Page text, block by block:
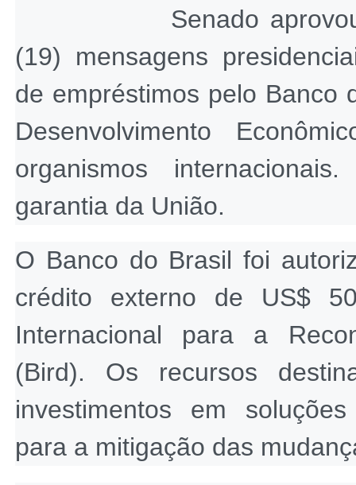
Senado
(19) mensagens
de empréstimos pelo Banco
Desenvolvimento
organismos
garantia da União.
O Banco do Brasil foi
crédito externo de US$
Internacional para a
(Bird). Os recursos
investimentos em
para a mitigação das